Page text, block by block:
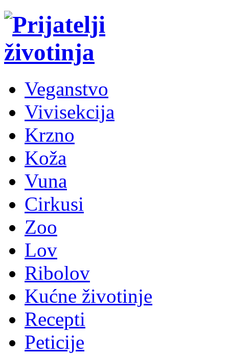
Veganstvo
Vivisekcija
Krzno
Koža
Vuna
Cirkusi
Zoo
Lov
Ribolov
Kućne životinje
Recepti
Peticije